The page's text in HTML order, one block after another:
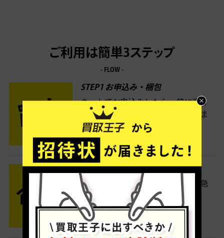
ご利用は簡単3ステップ
- FLOW -
STEP1 お申込み・梱包
ネットでお申込みしたら、箱に売り
たい商品をいろいろ詰めて梱包しま
す。
送料無料でご自宅から発送！佐川急
便がご自宅まで引き取りに伺いま
す。